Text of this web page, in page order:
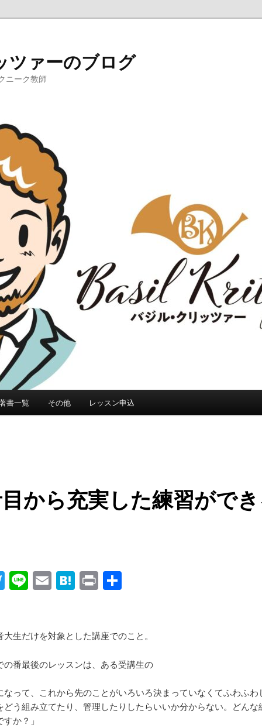
ツァーのブログ
ニーク教師
書一覧 その他 レッスン申込
から充実した練習がで
Twitter
LineEmailHatena
Print共
生だけを対象とした講座でのこと。
の番最後のレッスンは、ある受講生の
なって、これから先のことがいろいろ決まっていなくてふわふわ
どう組み立てたり、管理したりしたらいいか分からない。どんな
か？」